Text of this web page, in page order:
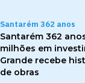
Santarém 362 anos
Santarém 362
milhões em
Grande recebe
de obras